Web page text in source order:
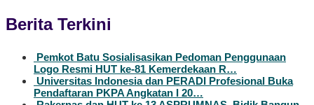
Berita Terkini
Pemkot Batu Sosialisasikan Pedoman Penggunaan
Logo Resmi HUT ke-81 Kemerdekaan R…
Universitas Indonesia dan PERADI Profesional Buka
Pendaftaran PKPA Angkatan I 20…